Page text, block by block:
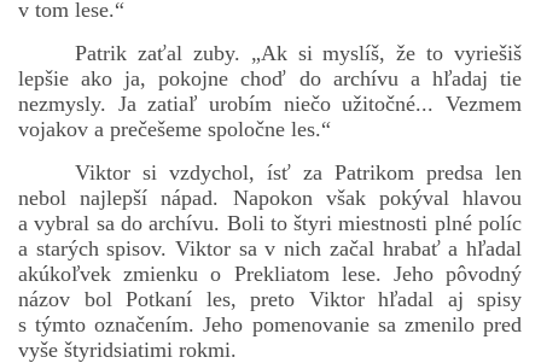
v tom lese.“
Patrik zaťal zuby. „Ak si myslíš, že to vyriešiš
lepšie ako ja, pokojne choď do archívu a hľadaj tie
nezmysly. Ja zatiaľ urobím niečo užitočné... Vezmem
vojakov a prečešeme spoločne les.“
Viktor si vzdychol, ísť za Patrikom predsa len
nebol najlepší nápad. Napokon však pokýval hlavou
a vybral sa do archívu. Boli to štyri miestnosti plné políc
a starých spisov. Viktor sa v nich začal hrabať a hľadal
akúkoľvek zmienku o Prekliatom lese. Jeho pôvodný
názov bol Potkaní les, preto Viktor hľadal aj spisy
s týmto označením. Jeho pomenovanie sa zmenilo pred
vyše štyridsiatimi rokmi.